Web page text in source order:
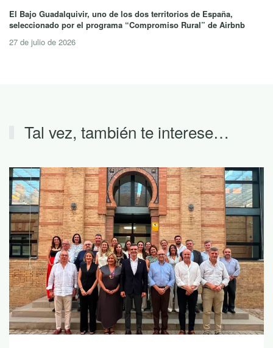
El Bajo Guadalquivir, uno de los dos territorios de España,
seleccionado por el programa “Compromiso Rural” de Airbnb
27 de julio de 2026
Tal vez, también te interese…